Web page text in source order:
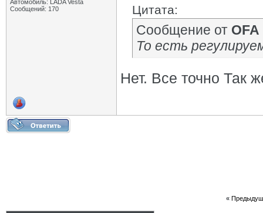
Автомобиль: LADA Vesta
Сообщений: 170
Цитата:
Сообщение от OFA
То есть
Нет. Все точно Так
«